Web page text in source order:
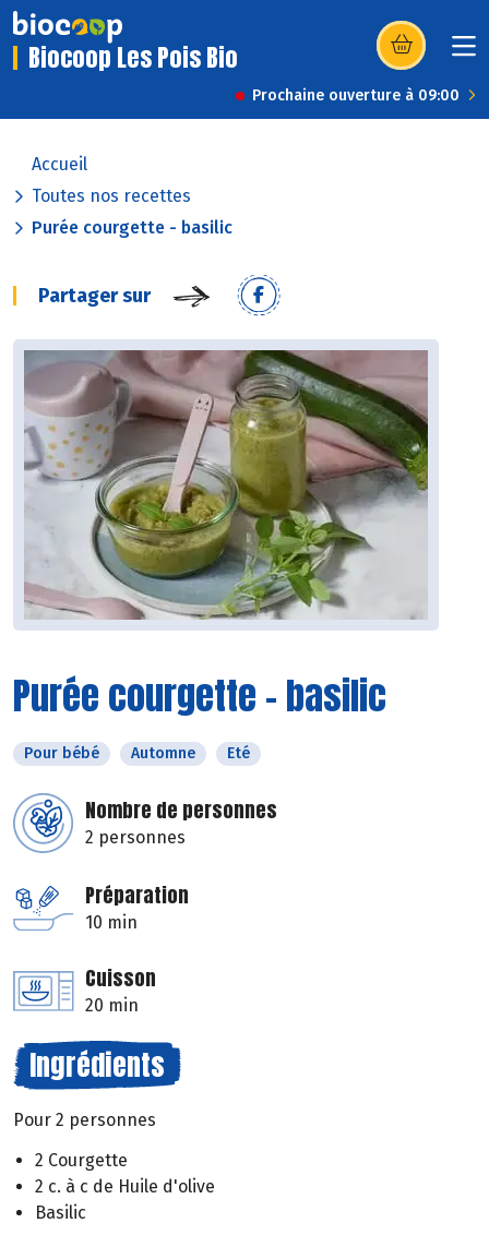
Biocoop Les Pois Bio (s’ouvre dans
Prochaine ouverture à 09:00
Accueil
Toutes nos recettes
Purée courgette - basilic
Partager sur
Purée courgette - basilic
Pour bébé Automne Eté
Nombre de personnes
2 personnes
Préparation
10 min
Cuisson
20 min
Ingrédients
Pour 2 personnes
2 Courgette
2 c. à c de Huile d'olive
Basilic